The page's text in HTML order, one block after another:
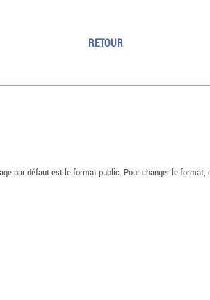
RETOUR
par défaut est le format public. Pour changer le